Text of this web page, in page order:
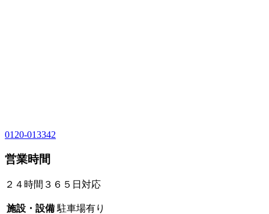
0120-013342
営業時間
２４時間３６５日対応
施設・設備 駐車場有り